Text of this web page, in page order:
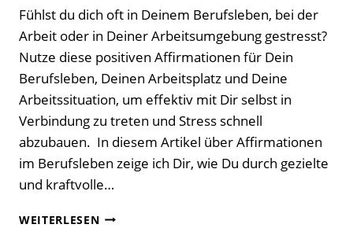
Fühlst du dich oft in Deinem Berufsleben, bei der
Arbeit oder in Deiner Arbeitsumgebung gestresst?
Nutze diese positiven Affirmationen für Dein
Berufsleben, Deinen Arbeitsplatz und Deine
Arbeitssituation, um effektiv mit Dir selbst in
Verbindung zu treten und Stress schnell
abzubauen. In diesem Artikel über Affirmationen
im Berufsleben zeige ich Dir, wie Du durch gezielte
und kraftvolle…
WEITERLESENDIE